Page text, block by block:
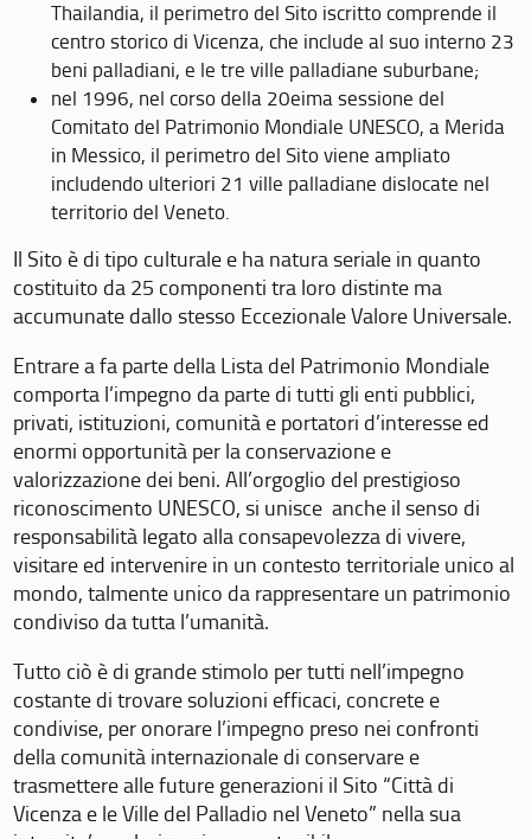
Thailandia, il perimetro del Sito iscritto comprende il
centro storico di Vicenza, che include al suo interno 23
beni palladiani, e le tre ville palladiane suburbane;
nel 1996, nel corso della 20eima sessione del
Comitato del Patrimonio Mondiale UNESCO, a Merida
in Messico, il perimetro del Sito viene ampliato
includendo ulteriori 21 ville palladiane dislocate nel
territorio del Veneto.
Il Sito è di tipo culturale e ha natura seriale in quanto
costituito da 25 componenti tra loro distinte ma
accumunate dallo stesso Eccezionale Valore Universale.
Entrare a fa parte della Lista del Patrimonio Mondiale
comporta l’impegno da parte di tutti gli enti pubblici,
privati, istituzioni, comunità e portatori d’interesse ed
enormi opportunità per la conservazione e
valorizzazione dei beni. All’orgoglio del prestigioso
riconoscimento UNESCO, si unisce anche il senso di
responsabilità legato alla consapevolezza di vivere,
visitare ed intervenire in un contesto territoriale unico al
mondo, talmente unico da rappresentare un patrimonio
condiviso da tutta l’umanità.
Tutto ciò è di grande stimolo per tutti nell’impegno
costante di trovare soluzioni efficaci, concrete e
condivise, per onorare l’impegno preso nei confronti
della comunità internazionale di conservare e
trasmettere alle future generazioni il Sito “Città di
Vicenza e le Ville del Palladio nel Veneto” nella sua